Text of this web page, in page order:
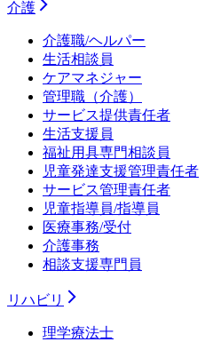
介護
介護職/ヘルパー
生活相談員
ケアマネジャー
管理職（介護）
サービス提供責任者
生活支援員
福祉用具専門相談員
児童発達支援管理責任者
サービス管理責任者
児童指導員/指導員
医療事務/受付
介護事務
相談支援専門員
リハビリ
理学療法士